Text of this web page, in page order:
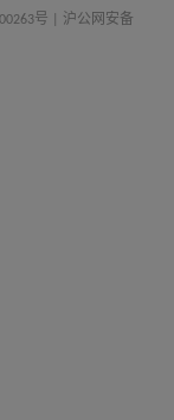
号 | 沪公网安备